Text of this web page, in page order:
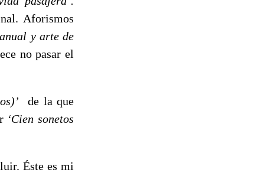
Aforismos
y arte de
no pasar el
de la que
‘Cien sonetos
Éste es mi